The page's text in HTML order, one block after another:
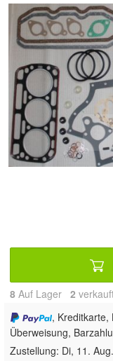
8 Auf Lager 2
, Kreditkarte,
Überweisung,
Zustellung: Di, 11.